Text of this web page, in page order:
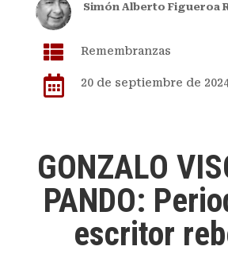
Simón Alberto Figueroa
 Remembranzas
 20 de septiembre de
GONZALO
PANDO:
escritor